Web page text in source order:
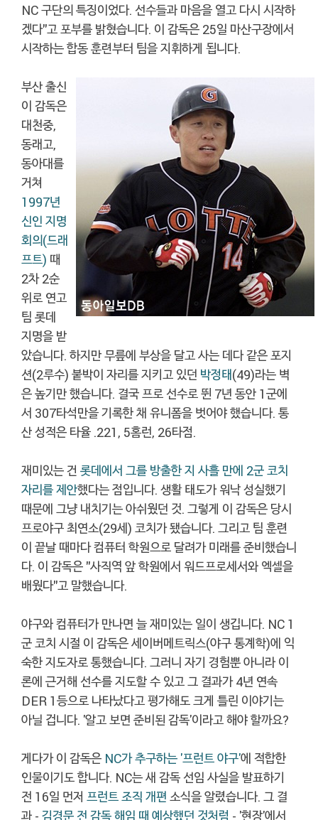
NC 구단의 특징이었다. 선수들과 마음을 열고 다시 시작하
겠다"고 포부를 밝혔습니다. 이 감독은 25일 마산구장에서
시작하는 합동 훈련부터 팀을 지휘하게 됩니다.
부산 출신
이 감독은
대천중,
동래고,
동아대를
거쳐
1997년
신인 지명
회의(드래
프트) 때
2차 2순
위로 연고
팀 롯데
지명을 받
았습니다. 하지만 무릎에 부상을 달고 사는 데다 같은 포지
션(2루수) 붙박이 자리를 지키고 있던 박정태(49)라는 벽
은 높기만 했습니다. 결국 프로 선수로 뛴 7년 동안 1군에
서 307타석만을 기록한 채 유니폼을 벗어야 했습니다. 통
산 성적은 타율 .221, 5홈런, 26타점.
재미있는 건 롯데에서 그를 방출한 지 사흘 만에 2군 코치
자리를 제안했다는 점입니다. 생활 태도가 워낙 성실했기
때문에 그냥 내치기는 아쉬웠던 것. 그렇게 이 감독은 당시
프로야구 최연소(29세) 코치가 됐습니다. 그리고 팀 훈련
이 끝날 때마다 컴퓨터 학원으로 달려가 미래를 준비했습니
다. 이 감독은 "사직역 앞 학원에서 워드프로세서와 엑셀을
배웠다"고 말했습니다.
야구와 컴퓨터가 만나면 늘 재미있는 일이 생깁니다. NC 1
군 코치 시절 이 감독은 세이버메트릭스(야구 통계학)에 익
숙한 지도자로 통했습니다. 그러니 자기 경험뿐 아니라 이
론에 근거해 선수를 지도할 수 있고 그 결과가 4년 연속
DER 1등으로 나타났다고 평가해도 크게 틀린 이야기는
아닐 겁니다. '알고 보면 준비된 감독'이라고 해야 할까요?
게다가 이 감독은 NC가 추구하는 '프런트 야구'에 적합한
인물이기도 합니다. NC는 새 감독 선임 사실을 발표하기
전 16일 먼저 프런트 조직 개편 소식을 알렸습니다. 그 결
과 - 김경문 전 감독 해임 때 예상했던 것처럼 - '현장'에서